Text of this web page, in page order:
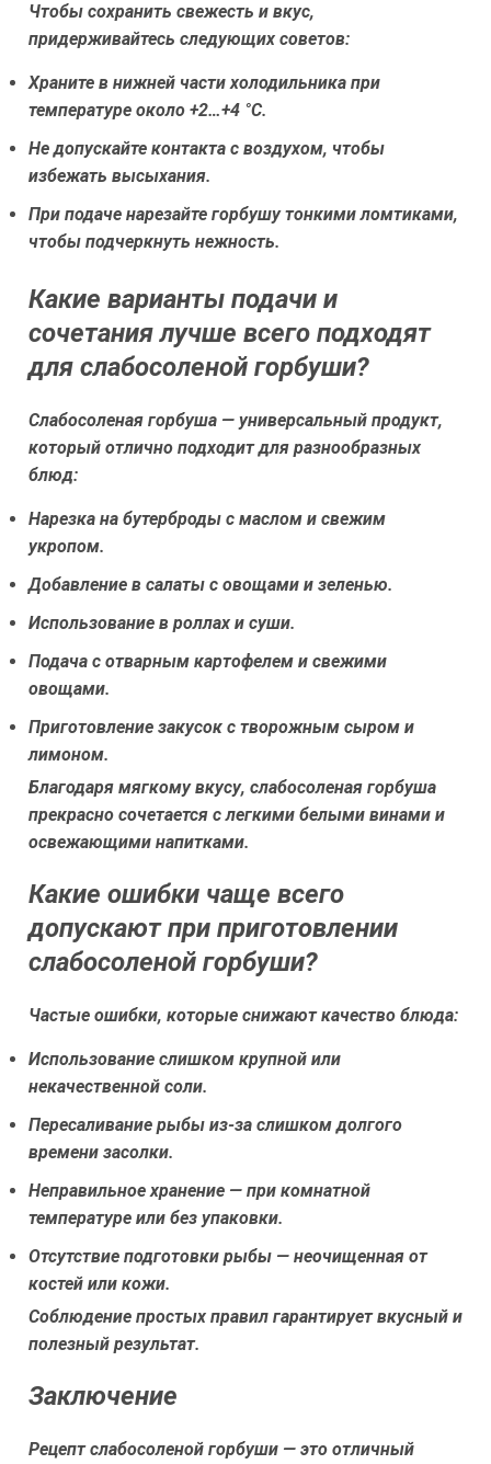
Чтобы сохранить свежесть и вкус,
придерживайтесь следующих советов:
Храните в нижней части холодильника при
температуре около +2…+4 °C.
Не допускайте контакта с воздухом, чтобы
избежать высыхания.
При подаче нарезайте горбушу тонкими ломтиками,
чтобы подчеркнуть нежность.
Какие варианты подачи и
сочетания лучше всего подходят
для слабосоленой горбуши?
Слабосоленая горбуша — универсальный продукт,
который отлично подходит для разнообразных
блюд:
Нарезка на бутерброды с маслом и свежим
укропом.
Добавление в салаты с овощами и зеленью.
Использование в роллах и суши.
Подача с отварным картофелем и свежими
овощами.
Приготовление закусок с творожным сыром и
лимоном.
Благодаря мягкому вкусу, слабосоленая горбуша
прекрасно сочетается с легкими белыми винами и
освежающими напитками.
Какие ошибки чаще всего
допускают при приготовлении
слабосоленой горбуши?
Частые ошибки, которые снижают качество блюда:
Использование слишком крупной или
некачественной соли.
Пересаливание рыбы из-за слишком долгого
времени засолки.
Неправильное хранение — при комнатной
температуре или без упаковки.
Отсутствие подготовки рыбы — неочищенная от
костей или кожи.
Соблюдение простых правил гарантирует вкусный и
полезный результат.
Заключение
Рецепт слабосоленой горбуши — это отличный